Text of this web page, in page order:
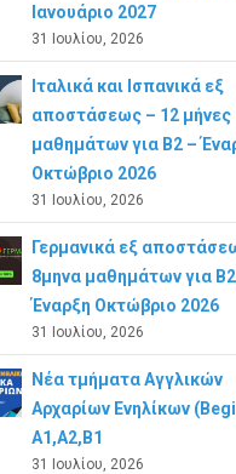
Ιανουάριο 2027
31 Ιουλίου, 2026
Ιταλικά και Ισπανικά εξ
αποστάσεως – 12 μήνες
μαθημάτων για B2 –
Οκτώβριο 2026
31 Ιουλίου, 2026
Γερμανικά εξ
8μηνα μαθημάτων για
Έναρξη Οκτώβριο 2026
31 Ιουλίου, 2026
Νέα τμήματα Αγγλικών
Αρχαρίων Ενηλίκων
A1,A2,B1
31 Ιουλίου, 2026